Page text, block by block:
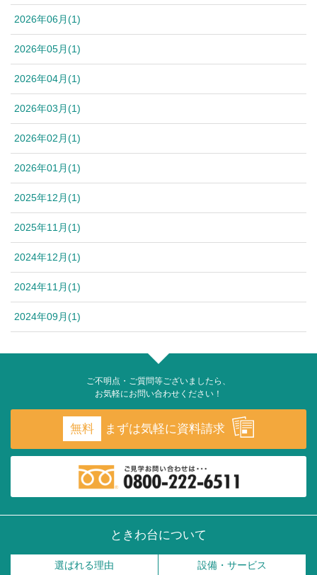
2026年06月(1)
2026年05月(1)
2026年04月(1)
2026年03月(1)
2026年02月(1)
2026年01月(1)
2025年12月(1)
2025年11月(1)
2024年12月(1)
2024年11月(1)
2024年09月(1)
ご不明点・ご質問等ございましたら、
お気軽にお問い合わせください！
無料 まずは気軽に資料請求
ときわ台について
選ばれる理由
設備・サービス